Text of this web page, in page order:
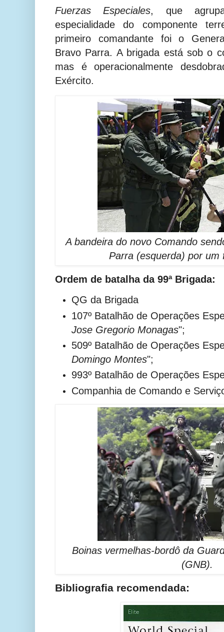
Fuerzas Especiales, que
especialidade do componente
primeiro comandante foi o
Bravo Parra. A brigada está sob o
mas é operacionalmente
Exército.
A bandeira do novo Comando
Parra (esquerda) por um
Ordem de batalha da 99ª Brigada:
QG da Brigada
107º Batalhão de Operações
Jose Gregorio Monagas";
509º Batalhão de Operações
Domingo Montes";
993º Batalhão de Operações
Companhia de Comando e
Boinas vermelhas-bordô da
(GNB).
Bibliografia recomendada: